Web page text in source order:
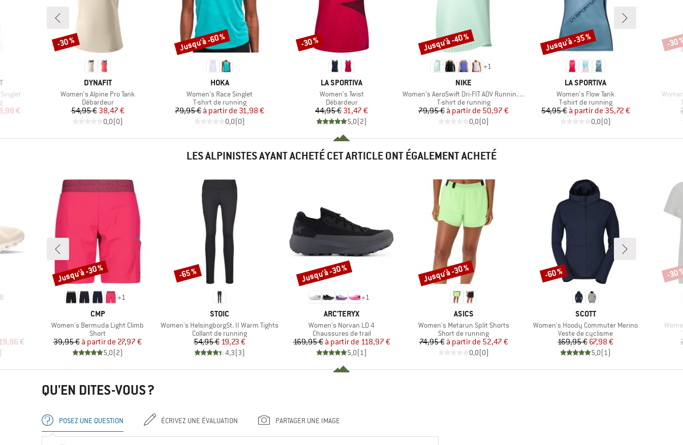
€
MARQUE
DYNAFIT
Article
Women's Alpine Pro Tank
Product group
Débardeur
Prix
54,95 €Prix réduit
38,47 €
0,0(0)
Remise
-30 %
MARQUE
HOKA
Article
Women's Race Singlet
Product group
T-shirt de running
Prix
79,95 € Prix réduit
à partir de 31,98 €
0,0(0)
Remise
Jusqu'à -60 %
MARQUE
LA SPORTIVA
Article
Women's Twist
Product group
Débardeur
Prix
44,95 €Prix réduit
31,47 €
5,0(2)
Remise
-30 %
+1
MARQUE
NIKE
Article
Women's AeroSwift Dri-FIT ADV Running Singlet
Product group
T-shirt de running
Prix
79,95 € Prix réduit
à partir de 50,97 €
0,0(0)
Remise
Jusqu'à -40 %
MARQUE
LA SPORTIVA
Article
Women's Flow Tank
Product group
T-shirt de running
Prix
54,95 € Prix réduit
à partir de 35,72 €
0,0(0)
Remise
Jusqu'à -35 %
Article
-30
LES ALPINISTES AYANT ACHETÉ CET ARTICLE ONT ÉGALEMENT ACHETÉ
8
€
+1
MARQUE
CMP
Article
Women's Bermuda Light Climb
Product group
Short
Prix
39,95 € Prix réduit
à partir de 27,97 €
5,0(2)
Remise
Jusqu'à -30 %
MARQUE
STOIC
Article
Women's HelsingborgSt. II Warm Tights
Product group
Collant de running
Prix
54,95 €Prix réduit
19,23 €
4,3(3)
Remise
-65 %
+1
MARQUE
ARC'TERYX
Article
Women's Norvan LD 4
Product group
Chaussures de trail
Prix
169,95 € Prix réduit
à partir de 118,97 €
5,0(1)
Remise
Jusqu'à -30 %
MARQUE
ASICS
Article
Women's Metarun Split Shorts
Product group
Short de running
Prix
74,95 € Prix réduit
à partir de 52,47 €
0,0(0)
Remise
Jusqu'à -30 %
MARQUE
SCOTT
Article
Women's Hoody Commuter Merino
Product group
Veste de cyclisme
Prix
169,95 €Prix réduit
67,98 €
5,0(1)
Remise
-60 %
Article
-30
QU'EN DITES-VOUS ?
POSEZ UNE QUESTION ÉCRIVEZ UNE ÉVALUATION PARTAGER UNE IMAGE